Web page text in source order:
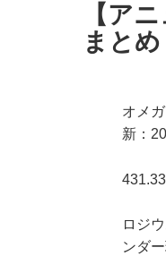
【ア
まと
オメ
新：
ロジ
ンダ